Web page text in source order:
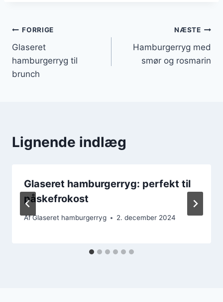
Indlægsnavigation
FORRIGE
Glaseret
hamburgerryg til
brunch
NÆSTE
Hamburgerryg med
smør og rosmarin
Lignende indlæg
Glaseret hamburgerryg: perfekt til
påskefrokost
AfGlaseret hamburgerryg 2. december 2024